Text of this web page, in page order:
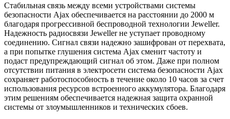
Стабильная связь между всеми устройствами системы
безопасности Ajax обеспечивается на расстоянии до 2000 м
благодаря прогрессивной беспроводной технологии Jeweller.
Надежность радиосвязи Jeweller не уступает проводному
соединению. Сигнал связи надежно зашифрован от перехвата,
а при попытке глушения система Ajax сменит частоту и
подаст предупреждающий сигнал об этом. Даже при полном
отсутствии питания в электросети система безопасности Ajax
сохраняет работоспособность в течение около 10 часов за счет
использования ресурсов встроенного аккумулятора. Благодаря
этим решениям обеспечивается надежная защита охранной
системы от злоумышленников и технических сбоев.